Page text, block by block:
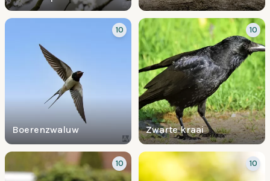
Boerenzwaluw
10
Zwarte kraai
10
10 10